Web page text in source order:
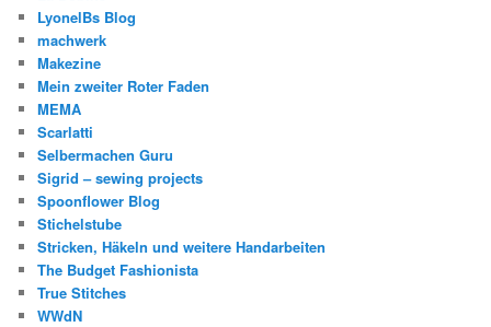
LyonelBs Blog
machwerk
Makezine
Mein zweiter Roter Faden
MEMA
Scarlatti
Selbermachen Guru
Sigrid – sewing projects
Spoonflower Blog
Stichelstube
Stricken, Häkeln und weitere Handarbeiten
The Budget Fashionista
True Stitches
WWdN